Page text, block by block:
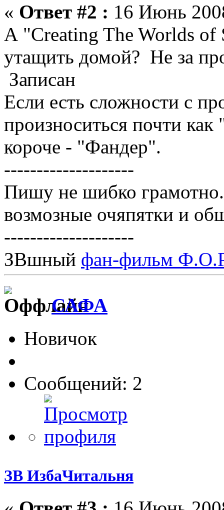
« Ответ #2 : 16 Июнь
А "Creating The Worlds of
утащить домой? Не за
Записан
Если есть сложности с
произноситься почти
короче - "Фандер".
--------------------
Пишу не шибко
возмозные очяпятки и
--------------------
ЗВшный фан-фильм
САФА
Новичок
Сообщений: 2
ЗВ ИзбаЧитальня